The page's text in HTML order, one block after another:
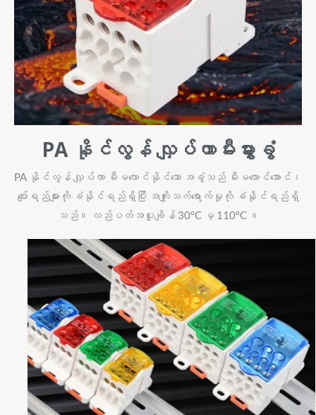
PA နိုင်လွန် လျှပ်ကာမီးမွှားခွံ
PA နိုင်လွန် လျှပ်ကာ မီးမလောင်နိုင်သော အခွံသည် မီးမလောင်အောင်၊
ပျော်ရည်များကို ခံနိုင်ရည်ရှိပြီး အကျိုးသက်ရောက်မှုကို ခံနိုင်ရည်ရှိ
သည်။ လည်ပတ်အပူချိန် 30°C မှ 110°C ။